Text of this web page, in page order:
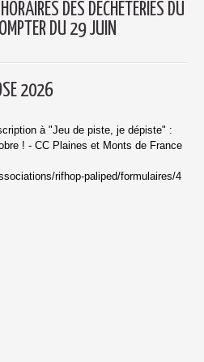
DES DECHETERIES DU
DU 29 JUIN
2026
à "Jeu de piste, je dépiste" :
! - CC Plaines et Monts de France
rifhop-paliped/formulaires/4